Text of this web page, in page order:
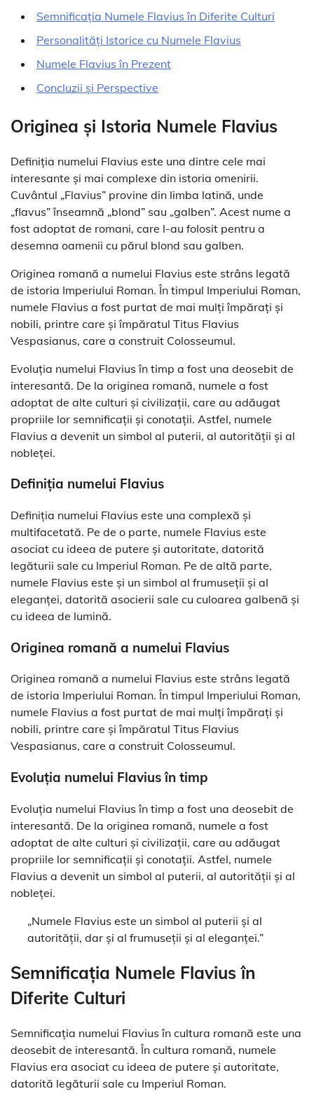
Semnificația Numele Flavius în Diferite Culturi
Personalități Istorice cu Numele Flavius
Numele Flavius în Prezent
Concluzii și Perspective
Originea și Istoria Numele Flavius
Definiția numelui Flavius este una dintre cele mai
interesante și mai complexe din istoria omenirii.
Cuvântul „Flavius” provine din limba latină, unde
„flavus” înseamnă „blond” sau „galben”. Acest nume a
fost adoptat de romani, care l-au folosit pentru a
desemna oamenii cu părul blond sau galben.
Originea romană a numelui Flavius este strâns legată
de istoria Imperiului Roman. În timpul Imperiului Roman,
numele Flavius a fost purtat de mai mulți împărați și
nobili, printre care și împăratul Titus Flavius
Vespasianus, care a construit Colosseumul.
Evoluția numelui Flavius în timp a fost una deosebit de
interesantă. De la originea romană, numele a fost
adoptat de alte culturi și civilizații, care au adăugat
propriile lor semnificații și conotații. Astfel, numele
Flavius a devenit un simbol al puterii, al autorității și al
nobleței.
Definiția numelui Flavius
Definiția numelui Flavius este una complexă și
multifacetată. Pe de o parte, numele Flavius este
asociat cu ideea de putere și autoritate, datorită
legăturii sale cu Imperiul Roman. Pe de altă parte,
numele Flavius este și un simbol al frumuseții și al
eleganței, datorită asocierii sale cu culoarea galbenă și
cu ideea de lumină.
Originea romană a numelui Flavius
Originea romană a numelui Flavius este strâns legată
de istoria Imperiului Roman. În timpul Imperiului Roman,
numele Flavius a fost purtat de mai mulți împărați și
nobili, printre care și împăratul Titus Flavius
Vespasianus, care a construit Colosseumul.
Evoluția numelui Flavius în timp
Evoluția numelui Flavius în timp a fost una deosebit de
interesantă. De la originea romană, numele a fost
adoptat de alte culturi și civilizații, care au adăugat
propriile lor semnificații și conotații. Astfel, numele
Flavius a devenit un simbol al puterii, al autorității și al
nobleței.
„Numele Flavius este un simbol al puterii și al
autorității, dar și al frumuseții și al eleganței.”
Semnificația Numele Flavius în
Diferite Culturi
Semnificația numelui Flavius în cultura romană este una
deosebit de interesantă. În cultura romană, numele
Flavius era asociat cu ideea de putere și autoritate,
datorită legăturii sale cu Imperiul Roman.